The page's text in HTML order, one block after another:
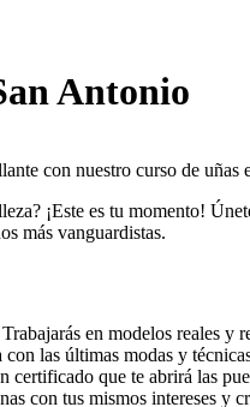
Antonio
con nuestro curso de
¡Este es tu momento!
más vanguardistas.
en modelos reales y
las últimas modas y
certificado que te abrirá las
con tus mismos intereses y